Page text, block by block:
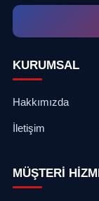
KURUMSAL
Hakkımızda
İletişim
MÜŞTERİ